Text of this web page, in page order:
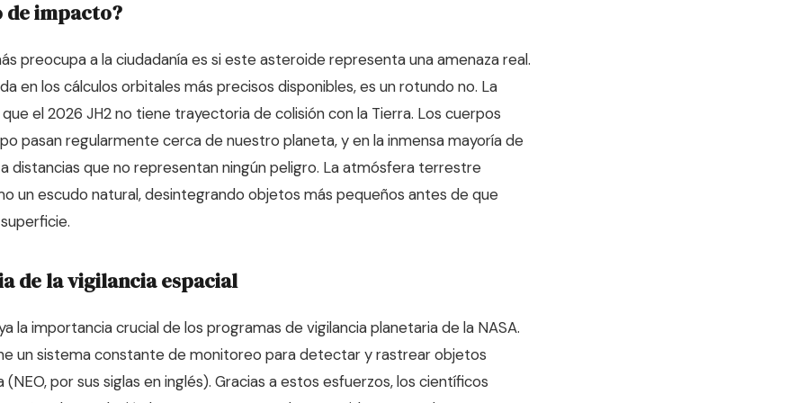
de impacto?
preocupa a la ciudadanía es si este asteroide representa una amenaza real.
en los cálculos orbitales más precisos disponibles, es un rotundo no. La
el 2026 JH2 no tiene trayectoria de colisión con la Tierra. Los cuerpos
pasan regularmente cerca de nuestro planeta, y en la inmensa mayoría de
distancias que no representan ningún peligro. La atmósfera terrestre
un escudo natural, desintegrando objetos más pequeños antes de que
de la vigilancia espacial
la importancia crucial de los programas de vigilancia planetaria de la NASA.
un sistema constante de monitoreo para detectar y rastrear objetos
(NEO, por sus siglas en inglés). Gracias a estos esfuerzos, los científicos